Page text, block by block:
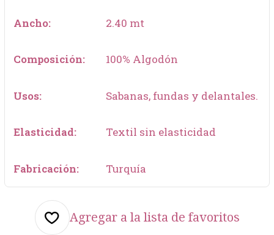
Ancho: 2.40 mt
Composición: 100% Algodón
Usos: Sabanas, fundas y delantales.
Elasticidad: Textil sin elasticidad
Fabricación: Turquía
Agregar a la lista de favoritos